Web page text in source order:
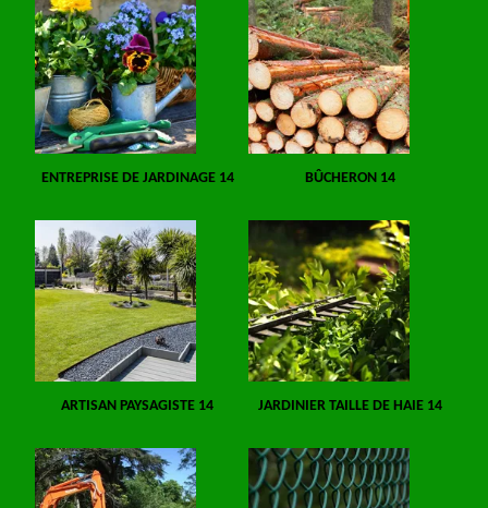
ENTREPRISE DE JARDINAGE 14 BÛCHERON 14
ARTISAN PAYSAGISTE 14 JARDINIER TAILLE DE HAIE 14